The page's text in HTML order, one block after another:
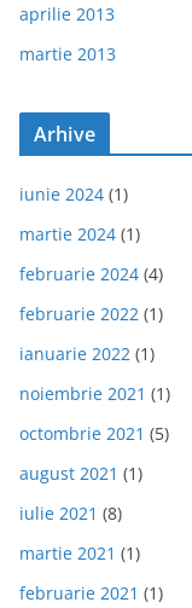
aprilie 2013
martie 2013
Arhive
iunie 2024 (1)
martie 2024 (1)
februarie 2024 (4)
februarie 2022 (1)
ianuarie 2022 (1)
noiembrie 2021 (1)
octombrie 2021 (5)
august 2021 (1)
iulie 2021 (8)
martie 2021 (1)
februarie 2021 (1)